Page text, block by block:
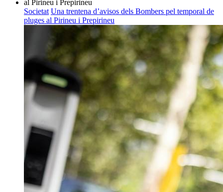
Societat Una trentena d’avisos dels Bombers pel temporal de
pluges al Pirineu i Prepirineu